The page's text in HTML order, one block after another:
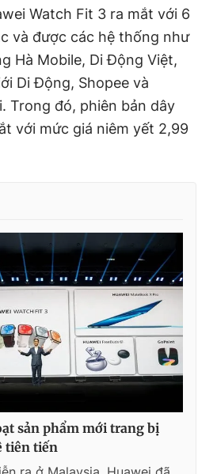
Watch Fit 3 ra mắt với 6
và được các hệ thống như
Hà Mobile, Di Động Việt,
Di Động, Shopee và
Trong đó, phiên bản dây
với mức giá niêm yết 2,99
sản phẩm mới trang bị
tiên tiến